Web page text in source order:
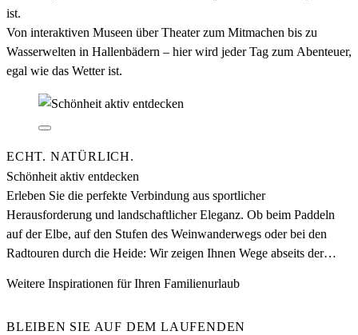
ist.
Von interaktiven Museen über Theater zum Mitmachen bis zu
Wasserwelten in Hallenbädern – hier wird jeder Tag zum Abenteuer,
egal wie das Wetter ist.
ECHT. NATÜRLICH.
Schönheit aktiv entdecken
Erleben Sie die perfekte Verbindung aus sportlicher
Herausforderung und landschaftlicher Eleganz. Ob beim Paddeln
auf der Elbe, auf den Stufen des Weinwanderwegs oder bei den
Radtouren durch die Heide: Wir zeigen Ihnen Wege abseits der
Weitere Inspirationen für Ihren Familienurlaub
BLEIBEN SIE AUF DEM LAUFENDEN